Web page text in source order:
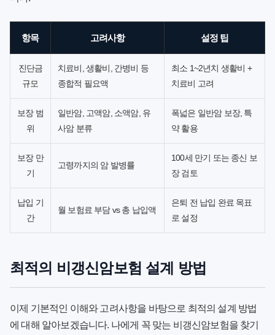
항목 고려사항 설정 팁
진단금
규모
치료비, 생활비, 간병비 등
종합적 필요액
최소 1~2년치 생활비 +
치료비 고려
보장 범
위
일반암, 고액암, 소액암, 유
사암 분류
폭넓은 일반암 보장, 특
약 활용
보장 만
기
고령까지의 암 발병률
100세 만기 또는 종신 보
장 검토
납입 기
간
월 보험료 부담 vs 총 납입액
은퇴 전 납입 완료 목표
로 설정
최적의 비갱신암보험 설계 방법
이제 기본적인 이해와 고려사항을 바탕으로 최적의 설계 방법
에 대해 알아보겠습니다. 나에게 꼭 맞는 비갱신암보험을 찾기